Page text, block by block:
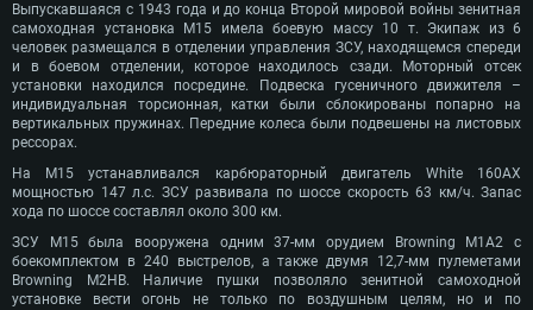
Выпускавшаяся с 1943 года и до конца Второй мировой войны зенитная
самоходная установка М15 имела боевую массу 10 т. Экипаж из 6
человек размещался в отделении управления ЗСУ, находящемся спереди
и в боевом отделении, которое находилось сзади. Моторный отсек
установки находился посредине. Подвеска гусеничного движителя –
индивидуальная торсионная, катки были сблокированы попарно на
вертикальных пружинах. Передние колеса были подвешены на листовых
рессорах.
На М15 устанавливался карбюраторный двигатель White 160AX
мощностью 147 л.с. ЗСУ развивала по шоссе скорость 63 км/ч. Запас
хода по шоссе составлял около 300 км.
ЗСУ М15 была вооружена одним 37-мм орудием Browning М1А2 с
боекомплектом в 240 выстрелов, а также двумя 12,7-мм пулеметами
Browning M2HB. Наличие пушки позволяло зенитной самоходной
установке вести огонь не только по воздушным целям, но и по